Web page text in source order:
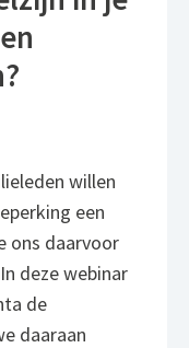
willen
een
ons daarvoor
deze webinar
de
daaraan